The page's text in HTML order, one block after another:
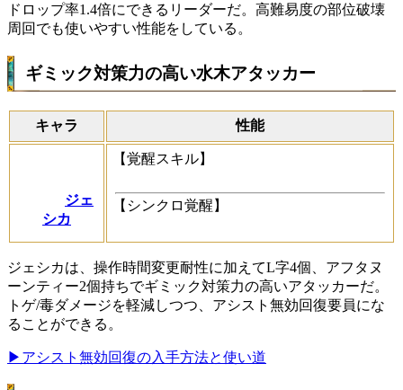
ドロップ率1.4倍にできるリーダーだ。高難易度の部位破壊
周回でも使いやすい性能をしている。
ギミック対策力の高い水木アタッカー
キャラ 性能
ジェ
シカ
【覚醒スキル】
【シンクロ覚醒】
ジェシカは、操作時間変更耐性に加えてL字4個、アフタヌ
ーンティー2個持ちでギミック対策力の高いアタッカーだ。
トゲ/毒ダメージを軽減しつつ、アシスト無効回復要員にな
ることができる。
▶アシスト無効回復の入手方法と使い道